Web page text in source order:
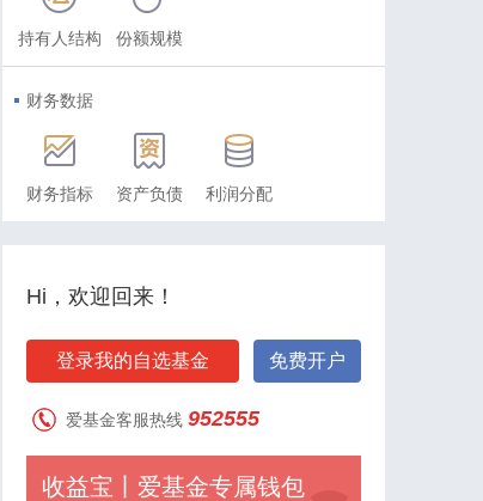
持有人结构 份额规模
财务数据
财务指标 资产负债 利润分配
Hi，欢迎回来！
登录我的自选基金 免费开户
爱基金客服热线 952555
收益宝丨爱基金专属钱包